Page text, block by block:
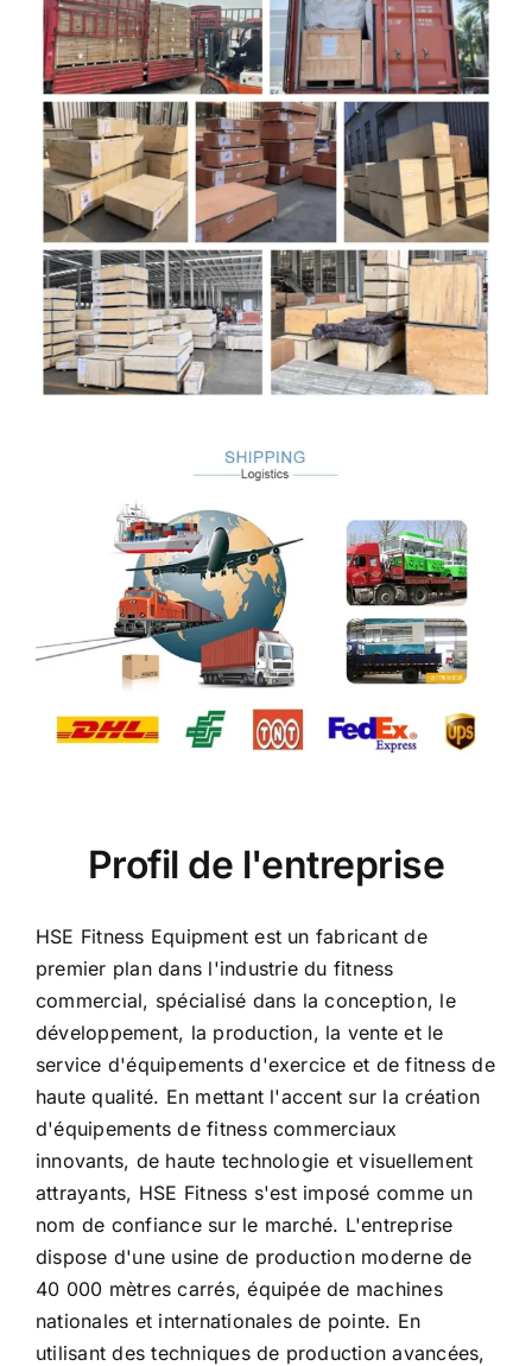
Profil de l'entreprise
HSE Fitness Equipment est un fabricant de
premier plan dans l'industrie du fitness
commercial, spécialisé dans la conception, le
développement, la production, la vente et le
service d'équipements d'exercice et de fitness de
haute qualité. En mettant l'accent sur la création
d'équipements de fitness commerciaux
innovants, de haute technologie et visuellement
attrayants, HSE Fitness s'est imposé comme un
nom de confiance sur le marché. L'entreprise
dispose d'une usine de production moderne de
40 000 mètres carrés, équipée de machines
nationales et internationales de pointe. En
utilisant des techniques de production avancées,